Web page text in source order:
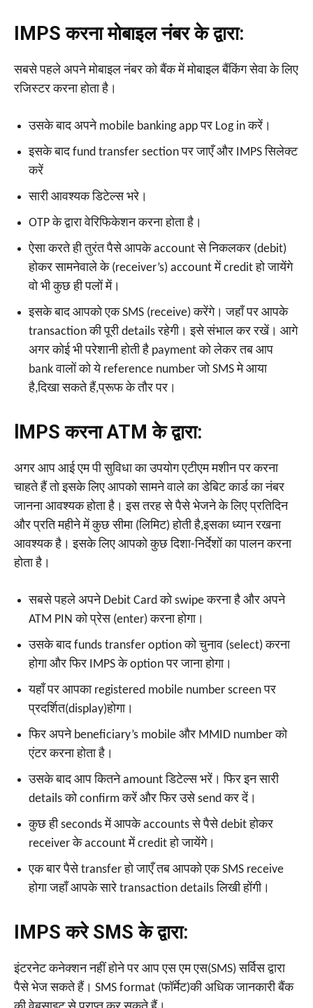
IMPS करना मोबाइल नंबर के द्वारा:
सबसे पहले अपने मोबाइल नंबर को बैंक में मोबाइल बैंकिंग सेवा के लिए
रजिस्टर करना होता है।
उसके बाद अपने mobile banking app पर Log in करें।
इसके बाद fund transfer section पर जाएँ और IMPS सिलेक्ट
करें
सारी आवश्यक डिटेल्स भरे।
OTP के द्वारा वेरिफिकेशन करना होता है।
ऐसा करते ही तुरंत पैसे आपके account से निकलकर (debit)
होकर सामनेवाले के (receiver’s) account में credit हो जायेंगे
वो भी कुछ ही पलों में।
इसके बाद आपको एक SMS (receive) करेंगे। जहाँ पर आपके
transaction की पूरी details रहेगी। इसे संभाल कर रखें। आगे
अगर कोई भी परेशानी होती है payment को लेकर तब आप
bank वालों को ये reference number जो SMS मे आया
है,दिखा सकते हैं,प्रूफ के तौर पर।
lMPS करना ATM के द्वारा:
अगर आप आई एम पी सुविधा का उपयोग एटीएम मशीन पर करना
चाहते हैं तो इसके लिए आपको सामने वाले का डेबिट कार्ड का नंबर
जानना आवश्यक होता है। इस तरह से पैसे भेजने के लिए प्रतिदिन
और प्रति महीने में कुछ सीमा (लिमिट) होती है,इसका ध्यान रखना
आवश्यक है। इसके लिए आपको कुछ दिशा-निर्देशों का पालन करना
होता है।
सबसे पहले अपने Debit Card को swipe करना है और अपने
ATM PIN को प्रेस (enter) करना होगा।
उसके बाद funds transfer option को चुनाव (select) करना
होगा और फिर IMPS के option पर जाना होगा।
यहाँ पर आपका registered mobile number screen पर
प्रदर्शित(display)होगा।
फिर अपने beneficiary’s mobile और MMID number को
एंटर करना होता है।
उसके बाद आप कितने amount डिटेल्स भरें। फिर इन सारी
details को confirm करें और फिर उसे send कर दें।
कुछ ही seconds में आपके accounts से पैसे debit होकर
receiver के account में credit हो जायेंगे।
एक बार पैसे transfer हो जाएँ तब आपको एक SMS receive
होगा जहाँ आपके सारे transaction details लिखी होंगी।
IMPS करे SMS के द्वारा:
इंटरनेट कनेक्शन नहीं होने पर आप एस एम एस(SMS) सर्विस द्वारा
पैसे भेज सकते हैं। SMS format (फॉर्मेट)की अधिक जानकारी बैंक